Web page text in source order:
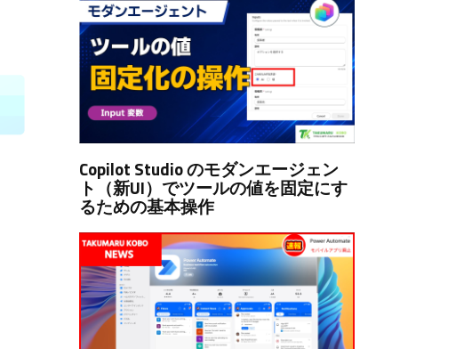
Copilot Studio のモダンエージェン
ト（新UI）でツールの値を固定にす
るための基本操作